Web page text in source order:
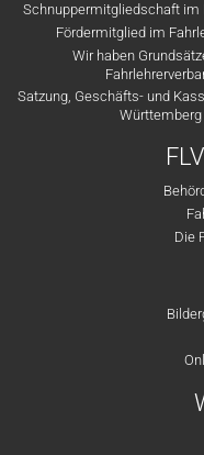
Schnuppermitgliedschaft im
Fördermitglied im
Wir haben
Satzung, Geschäfts- und
Württemberg
Die